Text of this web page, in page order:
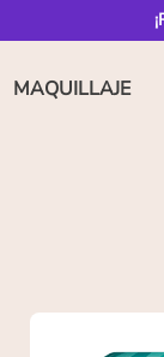
MAQUILLAJE